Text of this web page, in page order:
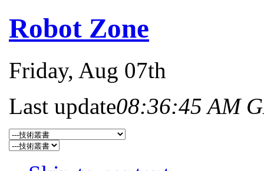
Robot Zone
Friday, Aug 07th
Last update08:36:45 AM